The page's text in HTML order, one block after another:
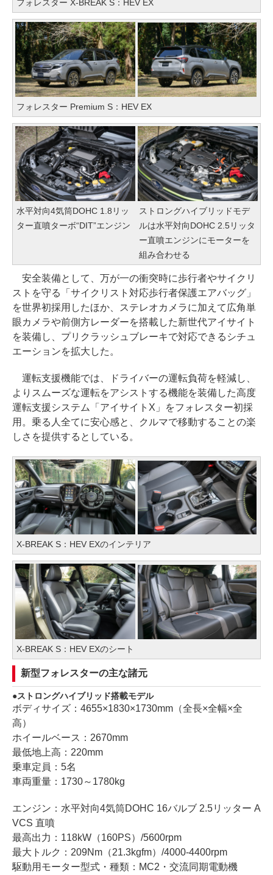
フォレスター X-BREAK S：HEV EX
フォレスター Premium S：HEV EX
水平対向4気筒DOHC 1.8リッ
ター直噴ターボ“DIT”エンジン
ストロングハイブリッドモデ
ルは水平対向DOHC 2.5リッタ
ー直噴エンジンにモーターを
組み合わせる
安全装備として、万が一の衝突時に歩行者やサイクリ
ストを守る「サイクリスト対応歩行者保護エアバッグ」
を世界初採用したほか、ステレオカメラに加えて広角単
眼カメラや前側方レーダーを搭載した新世代アイサイト
を装備し、プリクラッシュブレーキで対応できるシチュ
エーションを拡大した。
運転支援機能では、ドライバーの運転負荷を軽減し、
よりスムーズな運転をアシストする機能を装備した高度
運転支援システム「アイサイトX」をフォレスター初採
用。乗る人全てに安心感と、クルマで移動することの楽
しさを提供するとしている。
X-BREAK S：HEV EXのインテリア
X-BREAK S：HEV EXのシート
新型フォレスターの主な諸元
ストロングハイブリッド搭載モデル
ボディサイズ：4655×1830×1730mm（全長×全幅×全
高）
ホイールベース：2670mm
最低地上高：220mm
乗車定員：5名
車両重量：1730～1780kg
エンジン：水平対向4気筒DOHC 16バルブ 2.5リッター A
VCS 直噴
最高出力：118kW（160PS）/5600rpm
最大トルク：209Nm（21.3kgfm）/4000-4400rpm
駆動用モーター型式・種類：MC2・交流同期電動機